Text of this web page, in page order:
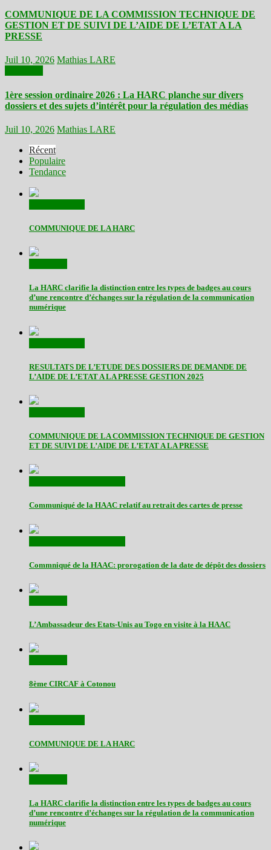
COMMUNIQUE DE LA COMMISSION TECHNIQUE DE
GESTION ET DE SUIVI DE L’AIDE DE L’ETAT A LA
PRESSE
Juil 10, 2026 Mathias LARE
1ère session ordinaire 2026 : La HARC planche sur divers
dossiers et des sujets d’intérêt pour la régulation des médias
Juil 10, 2026 Mathias LARE
Récent
Populaire
Tendance
COMMUNIQUE DE LA HARC
La HARC clarifie la distinction entre les types de badges au cours
d’une rencontre d’échanges sur la régulation de la communication
numérique
RESULTATS DE L’ETUDE DES DOSSIERS DE DEMANDE DE
L’AIDE DE L’ETAT A LA PRESSE GESTION 2025
COMMUNIQUE DE LA COMMISSION TECHNIQUE DE GESTION
ET DE SUIVI DE L’AIDE DE L’ETAT A LA PRESSE
Communiqué de la HAAC relatif au retrait des cartes de presse
Commniqué de la HAAC: prorogation de la date de dépôt des dossiers
L’Ambassadeur des Etats-Unis au Togo en visite à la HAAC
8ème CIRCAF à Cotonou
COMMUNIQUE DE LA HARC
La HARC clarifie la distinction entre les types de badges au cours
d’une rencontre d’échanges sur la régulation de la communication
numérique